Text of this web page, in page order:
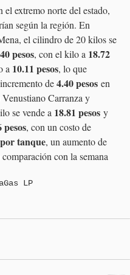
el extremo norte del estado,
según la región. En
el cilindro de 20 kilos se
pesos, con el kilo a 18.72
a 10.11 pesos, lo que
de 4.40 pesos en
Carranza y
se vende a 18.81 pesos y
pesos, con un costo de
tanque, un aumento de
comparación con la semana
Gas LP